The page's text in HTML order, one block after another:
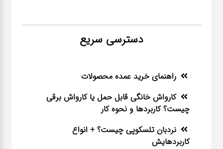
دسترسی سریع
راهنمای خرید عمده محصولات
کارواش خانگی قابل حمل یا کارواش برقی
چیست؟ کاربردها و نحوه کار
نردبان تلسکوپی چیست؟ + انواع
کاربردهایش